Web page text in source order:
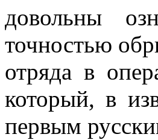
довольны
точностью
отряда в
который, в
первым